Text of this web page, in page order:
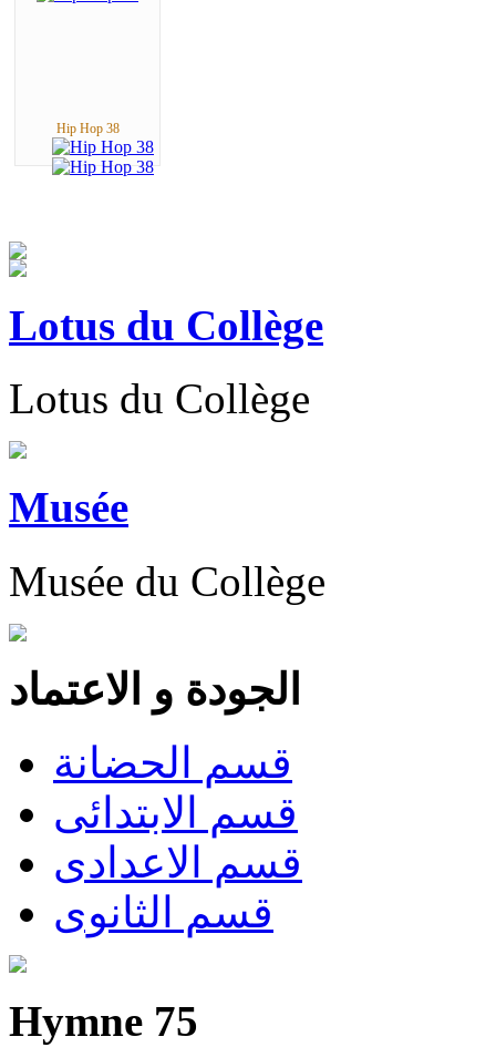
Hip Hop 38
Lotus du Collège
Lotus du Collège
Musée
Musée du Collège
الجودة و الاعتماد
قسم الحضانة
قسم الابتدائى
قسم الاعدادى
قسم الثانوى
Hymne 75